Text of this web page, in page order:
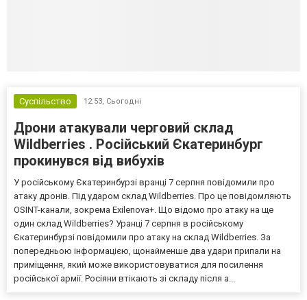
Суспільство 12:53, Сьогодні
Дрони атакували черговий склад
Wildberries . Російський Єкатеринбург
прокинувся від вибухів
У російському Єкатеринбурзі вранці 7 серпня повідомили про
атаку дронів. Під ударом склад Wildberries. Про це повідомляють
OSINT-канали, зокрема Exilenova+. Що відомо про атаку на ще
один склад Wildberries? Уранці 7 серпня в російському
Єкатеринбурзі повідомили про атаку на склад Wildberries. За
попередньою інформацією, щонайменше два удари припали на
приміщення, який може використовуватися для посилення
російської армії. Росіяни втікають зі складу після а...